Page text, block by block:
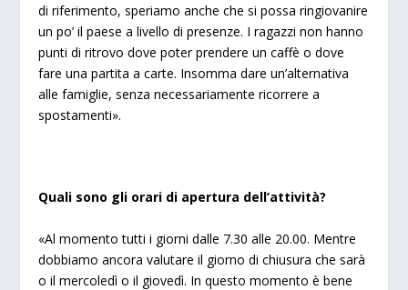
di riferimento, speriamo anche che si possa ringiovanire
un po’ il paese a livello di presenze. I ragazzi non hanno
punti di ritrovo dove poter prendere un caffè o dove
fare una partita a carte. Insomma dare un’alternativa
alle famiglie, senza necessariamente ricorrere a
spostamenti».
Quali sono gli orari di apertura dell’attività?
«Al momento tutti i giorni dalle 7.30 alle 20.00. Mentre
dobbiamo ancora valutare il giorno di chiusura che sarà
o il mercoledì o il giovedì. In questo momento è bene